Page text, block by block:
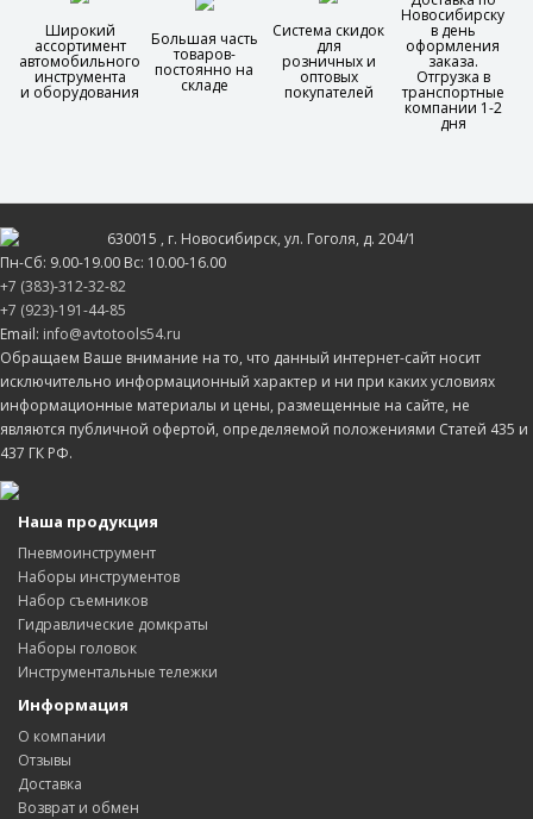
Широкий
ассортимент
автомобильного
инструмента
и оборудования
Большая часть
товаров-
постоянно на
складе
Система скидок
для
розничных и
оптовых
покупателей
Новосибирску
в день
оформления
заказа.
Отгрузка в
транспортные
компании 1-2
дня
630015 , г. Новосибирск, ул. Гоголя, д. 204/1
Пн-Сб: 9.00-19.00 Вс: 10.00-16.00
+7 (383)-312-32-82
+7 (923)-191-44-85
Email: info@avtotools54.ru
Обращаем Ваше внимание на то, что данный интернет-сайт носит
исключительно информационный характер и ни при каких условиях
информационные материалы и цены, размещенные на сайте, не
являются публичной офертой, определяемой положениями Статей 435 и
437 ГК РФ.
Наша продукция
Пневмоинструмент
Наборы инструментов
Набор съемников
Гидравлические домкраты
Наборы головок
Инструментальные тележки
Информация
О компании
Отзывы
Доставка
Возврат и обмен